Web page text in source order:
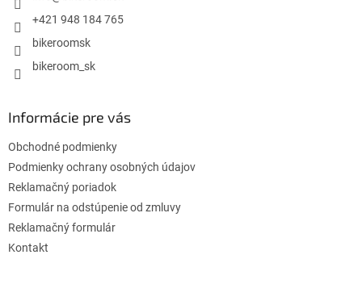
+421 948 184 765
bikeroomsk
bikeroom_sk
Informácie pre vás
Obchodné podmienky
Podmienky ochrany osobných údajov
Reklamačný poriadok
Formulár na odstúpenie od zmluvy
Reklamačný formulár
Kontakt